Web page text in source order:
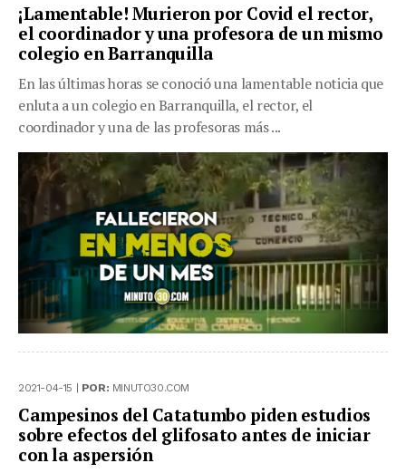
¡Lamentable! Murieron por Covid el rector,
el coordinador y una profesora de un mismo
colegio en Barranquilla
En las últimas horas se conoció una lamentable noticia que
enluta a un colegio en Barranquilla, el rector, el
coordinador y una de las profesoras más ...
2021-04-15 | POR: MINUTO30.COM
Campesinos del Catatumbo piden estudios
sobre efectos del glifosato antes de iniciar
con la aspersión